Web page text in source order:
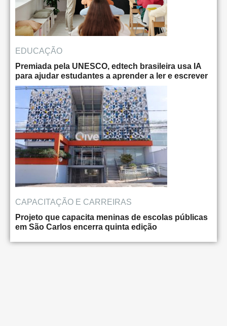
EDUCAÇÃO
Premiada pela UNESCO, edtech brasileira usa IA
para ajudar estudantes a aprender a ler e escrever
CAPACITAÇÃO E CARREIRAS
Projeto que capacita meninas de escolas públicas
em São Carlos encerra quinta edição